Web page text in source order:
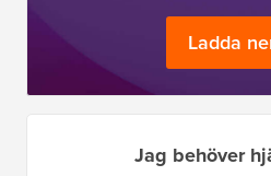
Ladda
Jag behöver